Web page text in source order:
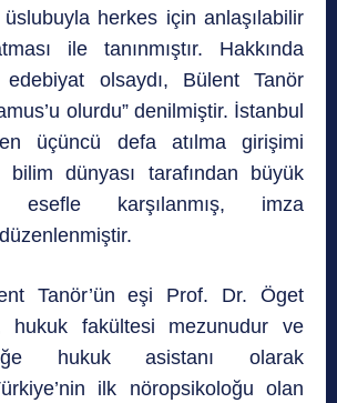
herkes için anlaşılabilir
ile tanınmıştır. Hakkında
olsaydı, Bülent Tanör
olurdu” denilmiştir. İstanbul
üçüncü defa atılma girişimi
dünyası tarafından büyük
karşılanmış, imza
Tanör’ün eşi Prof. Dr. Öget
hukuk fakültesi mezunudur ve
hukuk asistanı olarak
ilk nöropsikoloğu olan